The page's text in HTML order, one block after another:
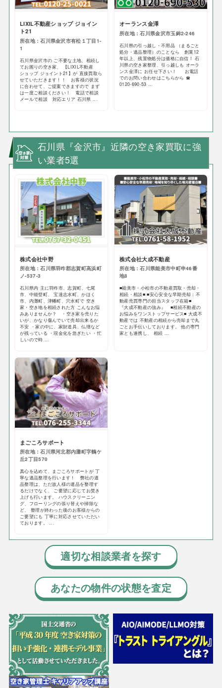
LIXIL不動産ショップ ジョイン
ト21
所在地：石川県金沢市有松１丁目1-
1
石川県金沢市の ご不要な土地、相続し
てお困りの空き家、 【LIXIL不動産
ショップ ジョイント21】が 直接買取ら
せていただきます！！ お客様の状況
に合わせて、ご提案できますので まず
は一度ご相談ください！ 電話で相談
メールで相談 対応エリア 石川県 ...
オーランス金澤
所在地：石川県金沢市玉鉾2-246
石川県の引っ越し・不用品 （まるごと
処分・遺品整理）のことなら 創業12
年以上、残置物処分は価格に自信！ 石
川県の空き家整理、引っ越しも オーラ
ンス金澤に お任せ下さい！ お電話
でのお問い合わせはこちらから ☎
0120-690-53 ...
石川県『金沢市』近隣の空き家買取に強
い業者5選
株式会社中野
所在地：石川県羽咋郡志賀町高浜町
ノ-537-3
石川県内 主に羽咋市、志賀町、七尾
市、中能登町、 宝達志水町、かほく
市、内灘町、津幡町、穴水町で 空き
家・空き地を相続された方 こんなお悩
みありませんか？ ・空き家を売りた
いが、かなり傷んでいて売却出来るか
不安 ・家の中に、家財道具、仏壇など
が残っている ・現金化を急ぎたい ・忙
しいので時 ...
株式会社大成不動産
所在地：石川県能美市中町申46番
地8
■能美市・小松市の不動産買取・売却・
相続・相談■ ■安心安全な早期売却：不
動産売買専門の担当スタッフ在籍■
『大成不動産の強み』 ■相続不動産の
お悩みをワンストップサービス■ 大成不
動産では 不動産の相続から売却まで丸
ごとお手伝いしております。 他の専門
家とも連携し、 相続 ...
まごころサポート
所在地：石川県河北郡内灘町字鶴ケ
丘2丁目570
真心を込めて、まごころサポートが 丁
寧な遺品整理を行います！ 弊社の遺
品整理は、ただ故人様の遺品を整理す
るだけでなく、 ご要望に応じてお焚き
上げも行います。 ハウスクリーニン
グ、フローリングの張り替えや掃除な
ど、 整理が終わった後のお客様からの
ご要望にも 丁寧に対応させていただい
ております。 ...
適切な相談業者を探す
あなたの物件の状態を査定